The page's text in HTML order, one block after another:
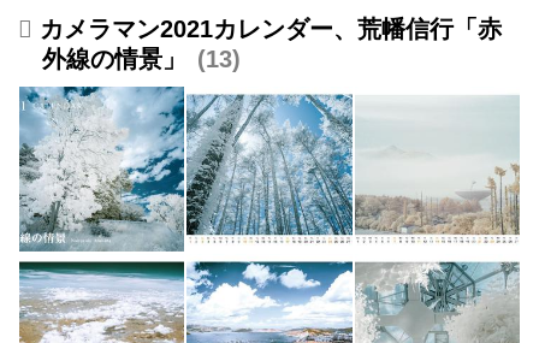
■販売スケジュールと発送等につ
いて
・当商品は以下のスケジュールで
の発送となります。
●10/7(水)午前9時までのご注文
→10/15(木)発送予定
●10/21(水)午前9時までのご注文
→10/29(木)発送予定
●11/4(水)午前9時までのご注文
→11/12(木)発送予定
●11/18(水)午前9時までのご注文
→11/26(木)発送予定
カメラマン2021カレンダー、荒幡信行「赤
外線の情景」
13